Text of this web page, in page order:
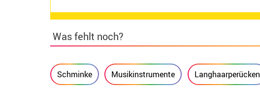
Was fehlt noch?
Schminke Musikinstrumente Langhaarperücken